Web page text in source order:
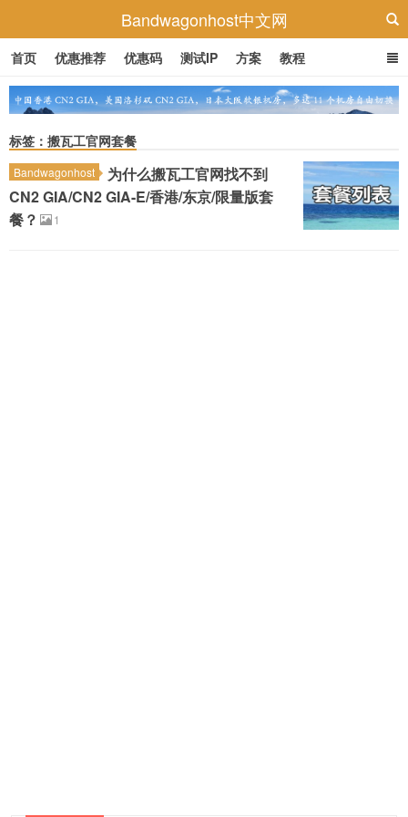
Bandwagonhost中文网
首页 优惠推荐 优惠码 测试IP 方案 教程
标签：搬瓦工官网套餐
Bandwagonhost
为什么搬瓦工官网找不到
CN2 GIA/CN2 GIA-E/香港/东京/限量版套
餐？
1